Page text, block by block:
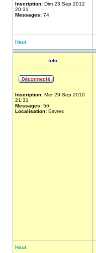
Inscription: Dim 23 Sep 2012
20:31
Messages: 74
Haut
toto
Inscription: Mer 29 Sep 2010
21:31
Messages: 56
Localisation: Esvres
Haut